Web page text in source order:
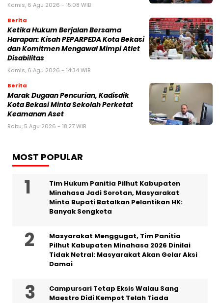
Kamis, 6 Agu 2026 - 15:08 WIB
Berita
Ketika Hukum Berjalan Bersama
Harapan: Kisah PEPARPEDA Kota Bekasi
dan Komitmen Mengawal Mimpi Atlet
Disabilitas
Kamis, 6 Agu 2026 - 14:34 WIB
Berita
‎Marak Dugaan Pencurian, Kadisdik
Kota Bekasi Minta Sekolah Perketat
Keamanan Aset
Rabu, 5 Agu 2026 - 18:27 WIB
MOST POPULAR
Tim Hukum Panitia Pilhut Kabupaten
Minahasa Jadi Sorotan, Masyarakat
Minta Bupati Batalkan Pelantikan HK:
Banyak Sengketa
Masyarakat Menggugat, Tim Panitia
Pilhut Kabupaten Minahasa 2026 Dinilai
Tidak Netral: Masyarakat Akan Gelar Aksi
Damai
Campursari Tetap Eksis Walau Sang
Maestro Didi Kempot Telah Tiada